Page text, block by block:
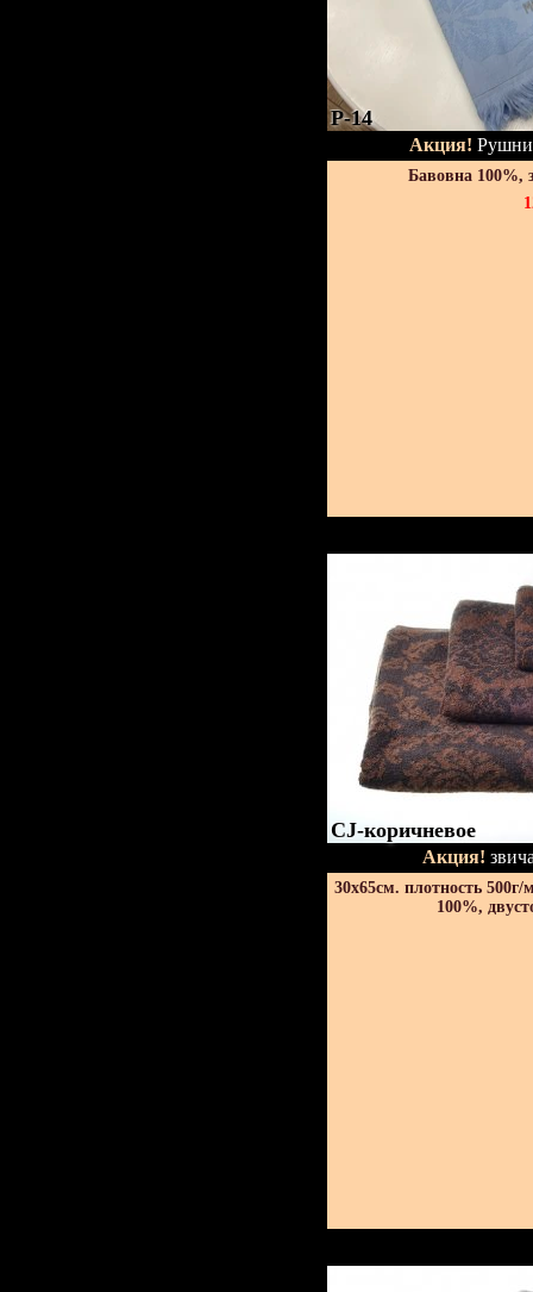
P-14
Акция!
Бавовна 100%,
CJ-коричневое
Акция!
30х65см. плотность 500г/
100%,